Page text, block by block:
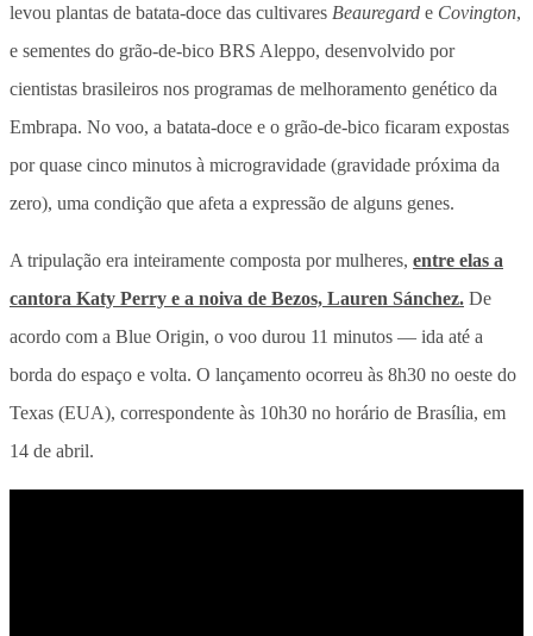
levou plantas de batata-doce das cultivares Beauregard e Covington,
e sementes do grão-de-bico BRS Aleppo, desenvolvido por
cientistas brasileiros nos programas de melhoramento genético da
Embrapa. No voo, a batata-doce e o grão-de-bico ficaram expostas
por quase cinco minutos à microgravidade (gravidade próxima da
zero), uma condição que afeta a expressão de alguns genes.
A tripulação era inteiramente composta por mulheres, entre elas a
cantora Katy Perry e a noiva de Bezos, Lauren Sánchez. De
acordo com a Blue Origin, o voo durou 11 minutos — ida até a
borda do espaço e volta. O lançamento ocorreu às 8h30 no oeste do
Texas (EUA), correspondente às 10h30 no horário de Brasília, em
14 de abril.